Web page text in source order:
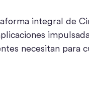
integral de
necesitan para